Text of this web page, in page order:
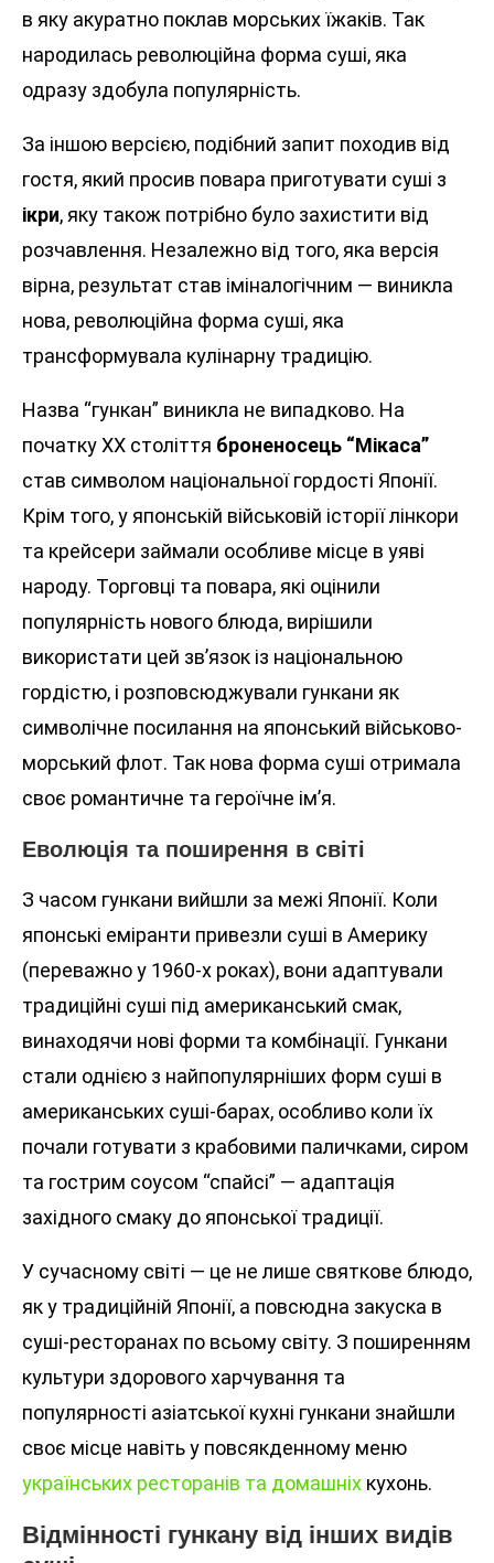
в яку акуратно поклав морських їжаків. Так
народилась революційна форма суші, яка
одразу здобула популярність.
За іншою версією, подібний запит походив від
гостя, який просив повара приготувати суші з
ікри, яку також потрібно було захистити від
розчавлення. Незалежно від того, яка версія
вірна, результат став іміналогічним — виникла
нова, революційна форма суші, яка
трансформувала кулінарну традицію.
Назва “гункан” виникла не випадково. На
початку XX століття броненосець “Мікаса”
став символом національної гордості Японії.
Крім того, у японській військовій історії лінкори
та крейсери займали особливе місце в уяві
народу. Торговці та повара, які оцінили
популярність нового блюда, вирішили
використати цей зв’язок із національною
гордістю, і розповсюджували гункани як
символічне посилання на японський військово-
морський флот. Так нова форма суші отримала
своє романтичне та героїчне ім’я.
Еволюція та поширення в світі
З часом гункани вийшли за межі Японії. Коли
японські еміранти привезли суші в Америку
(переважно у 1960-х роках), вони адаптували
традиційні суші під американський смак,
винаходячи нові форми та комбінації. Гункани
стали однією з найпопулярніших форм суші в
американських суші-барах, особливо коли їх
почали готувати з крабовими паличками, сиром
та гострим соусом “спайсі” — адаптація
західного смаку до японської традиції.
У сучасному світі — це не лише святкове блюдо,
як у традиційній Японії, а повсюдна закуска в
суші-ресторанах по всьому світу. З поширенням
культури здорового харчування та
популярності азіатської кухні гункани знайшли
своє місце навіть у повсякденному меню
українських ресторанів та домашніх кухонь.
Відмінності гункану від інших видів